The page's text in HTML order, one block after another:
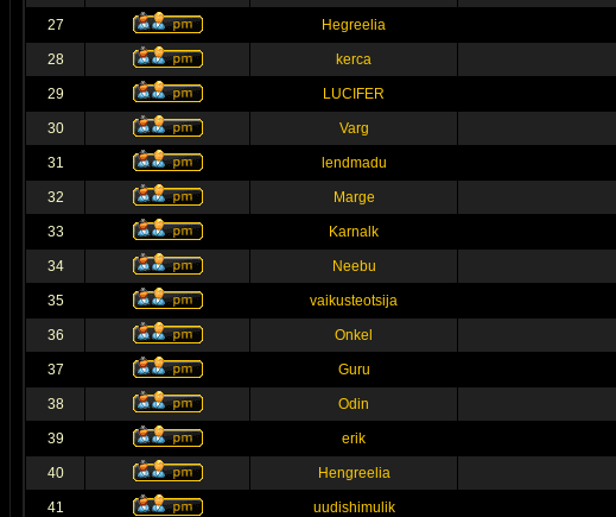
27 Hegreelia
28 kerca
29 LUCIFER
30 Varg
31 lendmadu
32 Marge
33 Karnalk
34 Neebu
35 vaikusteotsija
36 Onkel
37 Guru
38 Odin
39 erik
40 Hengreelia
41 uudishimulik